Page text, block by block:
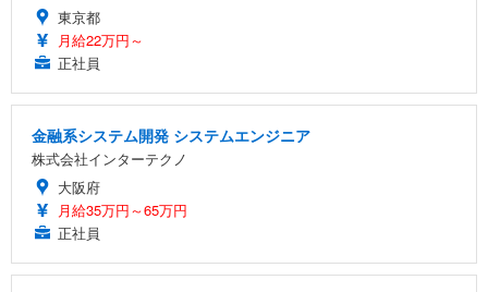
東京都
月給22万円～
正社員
金融系システム開発 システムエンジニア
株式会社インターテクノ
大阪府
月給35万円～65万円
正社員